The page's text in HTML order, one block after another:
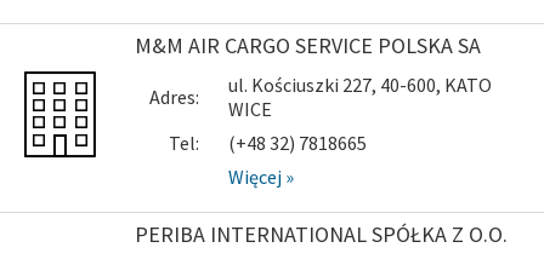
M&M AIR CARGO SERVICE POLSKA SA
Adres:
ul. Kościuszki 227, 40-600, KATO
WICE
Tel:
(+48 32) 7818665
Więcej »
PERIBA INTERNATIONAL SPÓŁKA Z O.O.